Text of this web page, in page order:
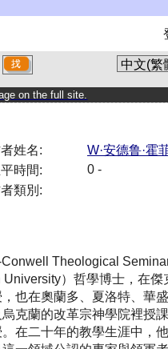
on the full site.
姓名:
W·安德鲁·霍
時間:
0 -
類別:
Theological
）哲學博士，在傑
也在奧蘭多、夏洛特、華
克蘭的改革宗神學院裡授
在二十年的教學生涯中，